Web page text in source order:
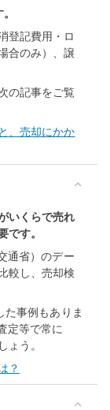
登記費用・ロ
合のみ）、譲
の記事をご覧
、売却にかか
いくらで売れ
です。
通省）のデー
較し、売却検
事例もありま
定等で常に
ょう。
？